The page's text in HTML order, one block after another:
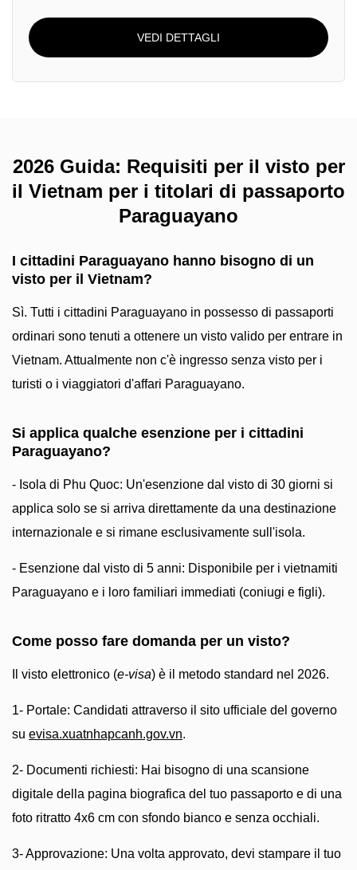
VEDI DETTAGLI
2026 Guida: Requisiti per il visto per
il Vietnam per i titolari di passaporto
Paraguayano
I cittadini Paraguayano hanno bisogno di un
visto per il Vietnam?
Sì. Tutti i cittadini Paraguayano in possesso di passaporti
ordinari sono tenuti a ottenere un visto valido per entrare in
Vietnam. Attualmente non c'è ingresso senza visto per i
turisti o i viaggiatori d'affari Paraguayano.
Si applica qualche esenzione per i cittadini
Paraguayano?
- Isola di Phu Quoc: Un'esenzione dal visto di 30 giorni si
applica solo se si arriva direttamente da una destinazione
internazionale e si rimane esclusivamente sull'isola.
- Esenzione dal visto di 5 anni: Disponibile per i vietnamiti
Paraguayano e i loro familiari immediati (coniugi e figli).
Come posso fare domanda per un visto?
Il visto elettronico (e-visa) è il metodo standard nel 2026.
1- Portale: Candidati attraverso il sito ufficiale del governo
su evisa.xuatnhapcanh.gov.vn.
2- Documenti richiesti: Hai bisogno di una scansione
digitale della pagina biografica del tuo passaporto e di una
foto ritratto 4x6 cm con sfondo bianco e senza occhiali.
3- Approvazione: Una volta approvato, devi stampare il tuo